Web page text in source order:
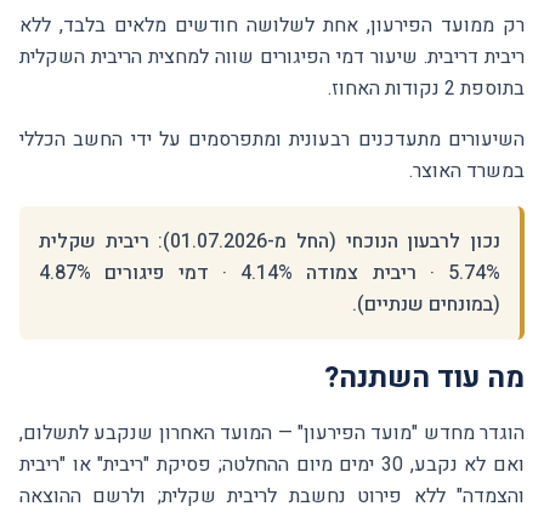
רק ממועד הפירעון, אחת לשלושה חודשים מלאים בלבד, ללא
ריבית דריבית. שיעור דמי הפיגורים שווה למחצית הריבית השקלית
בתוספת 2 נקודות האחוז.
השיעורים מתעדכנים רבעונית ומתפרסמים על ידי החשב הכללי
במשרד האוצר.
נכון לרבעון הנוכחי (החל מ-01.07.2026): ריבית שקלית
5.74% · ריבית צמודה 4.14% · דמי פיגורים 4.87%
(במונחים שנתיים).
מה עוד השתנה?
הוגדר מחדש "מועד הפירעון" — המועד האחרון שנקבע לתשלום,
ואם לא נקבע, 30 ימים מיום ההחלטה; פסיקת "ריבית" או "ריבית
והצמדה" ללא פירוט נחשבת לריבית שקלית; ולרשם ההוצאה